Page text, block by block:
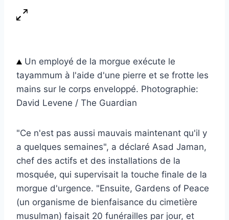
Un employé de la morgue exécute le
tayammum à l'aide d'une pierre et se frotte les
mains sur le corps enveloppé. Photographie:
David Levene / The Guardian
"Ce n'est pas aussi mauvais maintenant qu'il y
a quelques semaines", a déclaré Asad Jaman,
chef des actifs et des installations de la
mosquée, qui supervisait la touche finale de la
morgue d'urgence. "Ensuite, Gardens of Peace
(un organisme de bienfaisance du cimetière
musulman) faisait 20 funérailles par jour, et